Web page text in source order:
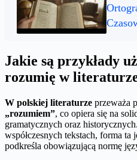
Jakie są przykłady
rozumię w
W polskiej literaturze przeważa
„rozumiem”, co opiera się na
gramatycznych oraz
współczesnych tekstach, forma
podkreśla obowiązującą normę